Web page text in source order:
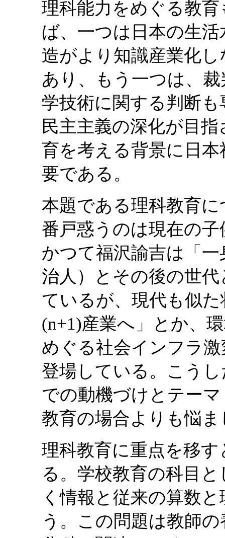
理科能力をめぐる教
ば、一つは日本の生
造がより知識産業化
あり、もう一つは、
学技術に関する判断
民主主義の深化が目
育を考える背景に日
要である。
本題である理科教育
番戸惑うのは現在の
かつて福沢諭吉は「
治人）とその後の世
ているが、現代も似
(n+1)産業へ」とか、
めぐる社会インフラ
登場している。こう
での動機づけとテー
教育の場合よりも悩
理科教育に重点を移
る。学校教育の科目
く情報と従来の算数
う。この問題は教師